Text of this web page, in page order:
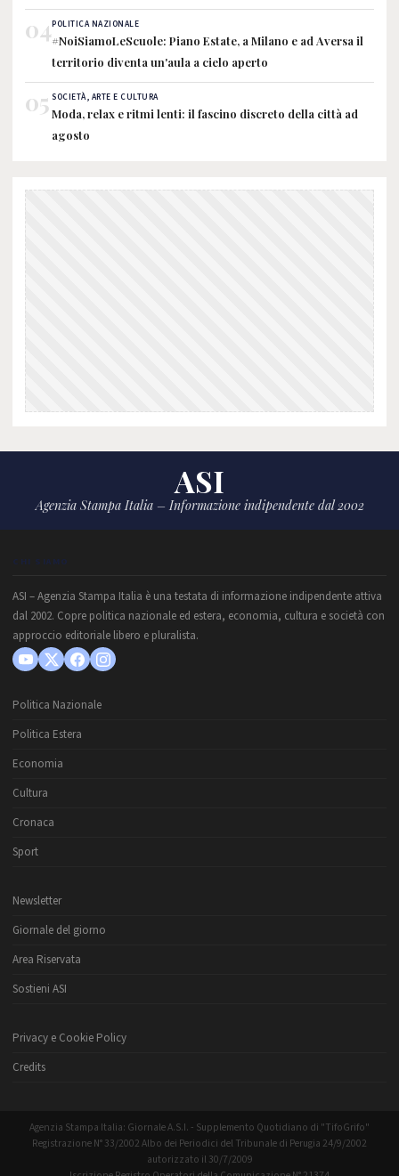
04POLITICA NAZIONALE
#NoiSiamoLeScuole: Piano Estate, a Milano e ad Aversa il
territorio diventa un'aula a cielo aperto
05 SOCIETÀ, ARTE E CULTURA
Moda, relax e ritmi lenti: il fascino discreto della città ad
agosto
ASI
Agenzia Stampa Italia – Informazione indipendente dal 2002
CHI SIAMO
ASI – Agenzia Stampa Italia è una testata di informazione indipendente attiva
dal 2002. Copre politica nazionale ed estera, economia, cultura e società con
approccio editoriale libero e pluralista.
Politica Nazionale
Politica Estera
Economia
Cultura
Cronaca
Sport
Newsletter
Giornale del giorno
Area Riservata
Sostieni ASI
Privacy e Cookie Policy
Credits
Agenzia Stampa Italia: Giornale A.S.I. - Supplemento Quotidiano di "TifoGrifo"
Registrazione N° 33/2002 Albo dei Periodici del Tribunale di Perugia 24/9/2002
autorizzato il 30/7/2009